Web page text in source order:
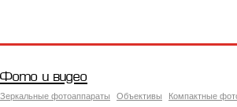
Фото и видео
Зеркальные фотоаппараты Объективы
Компактные